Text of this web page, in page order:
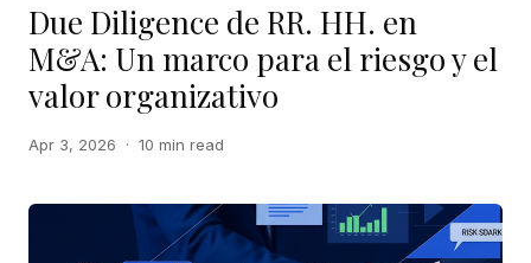
Due Diligence de RR. HH. en
M&A: Un marco para el riesgo y el
valor organizativo
Apr 3, 2026 · 10 min read